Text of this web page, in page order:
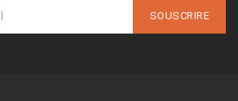
SOUSCRIRE